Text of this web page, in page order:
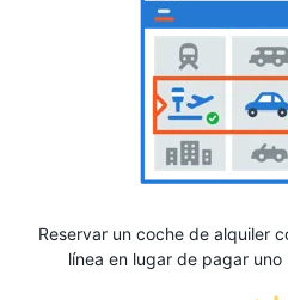
Reservar un coche de alquiler
línea en lugar de pagar